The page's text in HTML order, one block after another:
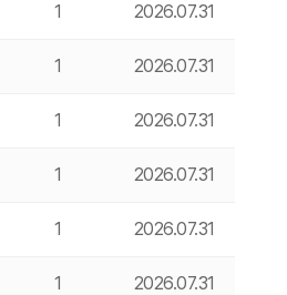
1 2026.07.31
1 2026.07.31
1 2026.07.31
1 2026.07.31
1 2026.07.31
1 2026.07.31